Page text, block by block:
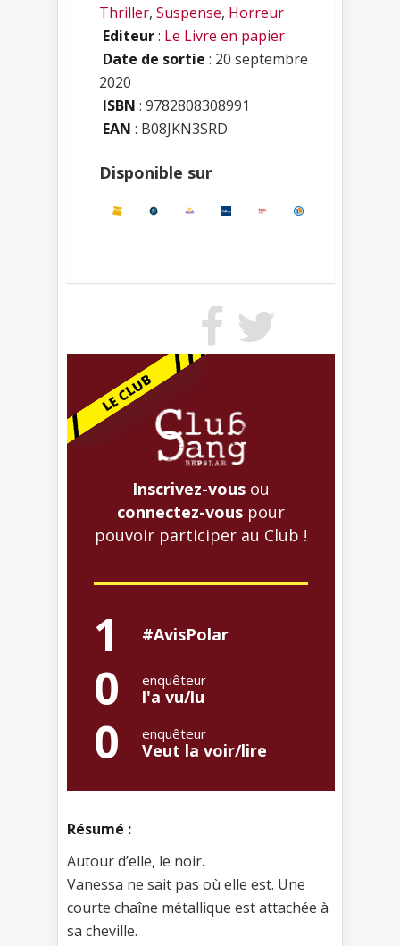
Thriller, Suspense, Horreur
Editeur: Le Livre en papier
Date de sortie : 20 septembre
2020
ISBN : 9782808308991
EAN : B08JKN3SRD
Disponible sur
Inscrivez-vous ou
connectez-vous pour
pouvoir participer au Club !
1 #AvisPolar
0 enquêteur
l'a vu/lu
0 enquêteur
Veut la voir/lire
Résumé :
Autour d’elle, le noir.
Vanessa ne sait pas où elle est. Une
courte chaîne métallique est attachée à
sa cheville.